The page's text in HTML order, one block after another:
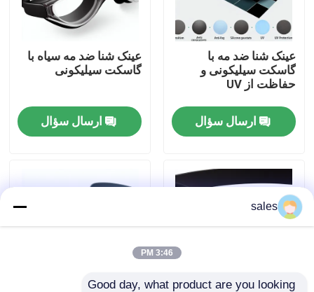
تور کارخانه
با ما تماس بگیرید
اخبار
درخواست نقل قول
عینک ایمنی عینک
عینک شنا ضد مه با
گاسکت سیلیکونی و
حفاظت از UV
ارسال سؤال
عینک شنا ضد مه سیاه با
گاسکت سیلیکونی
ارسال سؤال
sales
3:46 PM
Good day, what product are you looking